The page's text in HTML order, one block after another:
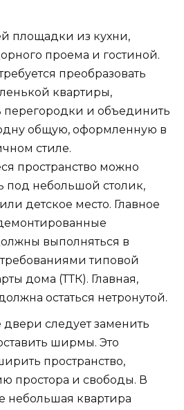
площадки из кухни,
проема и гостиной.
преобразовать
квартиры,
перегородки и объединить
общую, оформленную в
стиле.
пространство можно
под небольшой столик,
детское место. Главное
выполняться в
требованиями типовой
дома (ТТК). Главная,
остаться нетронутой.
следует заменить
ширмы. Это
пространство,
простора и свободы. В
небольшая квартира